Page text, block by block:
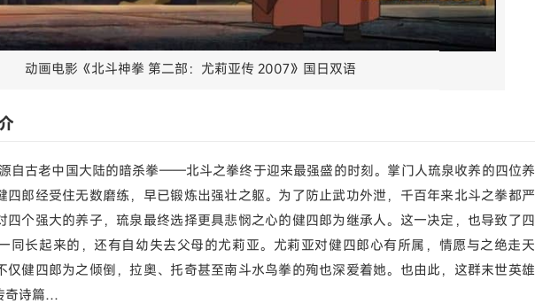
动画电影《北斗神拳 第二部：尤莉亚传 2007》国日双语
自古老中国大陆的暗杀拳——北斗之拳终于迎来最强盛的时刻。掌门人琉泉收养的四位养
四郎经受住无数磨练，早已锻炼出强壮之躯。为了防止武功外泄，千百年来北斗之拳都严
四个强大的养子，琉泉最终选择更具悲悯之心的健四郎为继承人。这一决定，也导致了四
同长起来的，还有自幼失去父母的尤莉亚。尤莉亚对健四郎心有所属，情愿与之绝走天
仅健四郎为之倾倒，拉奥、托奇甚至南斗水鸟拳的殉也深爱着她。也由此，这群末世英雄
奇诗篇…